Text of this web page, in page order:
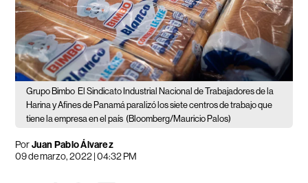
Grupo Bimbo El Sindicato Industrial Nacional de Trabajadores de la
Harina y Afines de Panamá paralizó los siete centros de trabajo que
tiene la empresa en el país (Bloomberg/Mauricio Palos)
PorJuan Pablo Álvarez
09 de marzo, 2022 | 04:32 PM